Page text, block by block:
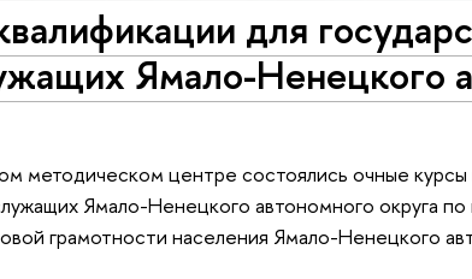
для
Ямало-Ненецкого
методическом центре состоялись очные курсы
Ямало-Ненецкого автономного округа
грамотности населения Ямало-Ненецкого